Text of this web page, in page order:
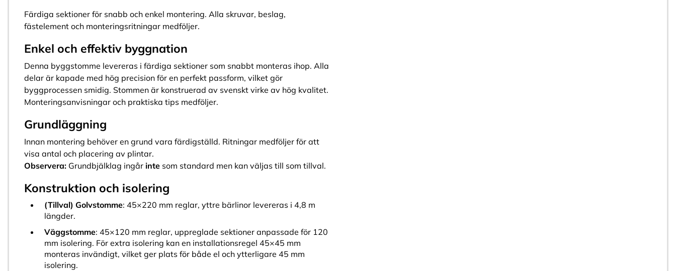
Färdiga sektioner för snabb och enkel montering. Alla skruvar, beslag,
fästelement och monteringsritningar medföljer.
Enkel och effektiv byggnation
Denna byggstomme levereras i färdiga sektioner som snabbt monteras ihop. Alla
delar är kapade med hög precision för en perfekt passform, vilket gör
byggprocessen smidig. Stommen är konstruerad av svenskt virke av hög kvalitet.
Monteringsanvisningar och praktiska tips medföljer.
Grundläggning
Innan montering behöver en grund vara färdigställd. Ritningar medföljer för att
visa antal och placering av plintar.
Observera: Grundbjälklag ingår inte som standard men kan väljas till som tillval.
Konstruktion och isolering
(Tillval) Golvstomme: 45×220 mm reglar, yttre bärlinor levereras i 4,8 m
längder.
Väggstomme: 45×120 mm reglar, uppreglade sektioner anpassade för 120
mm isolering. För extra isolering kan en installationsregel 45×45 mm
monteras invändigt, vilket ger plats för både el och ytterligare 45 mm
isolering.